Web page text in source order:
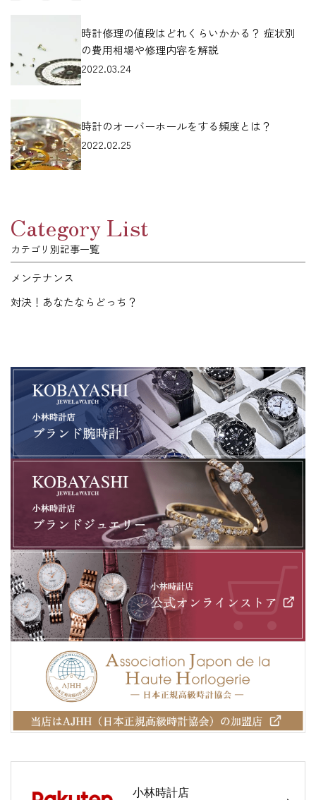
時計修理の値段はどれくらいかかる？ 症状別
の費用相場や修理内容を解説
2022.03.24
時計のオーバーホールをする頻度とは？
2022.02.25
Category List
カテゴリ別記事一覧
メンテナンス
対決！あなたならどっち？